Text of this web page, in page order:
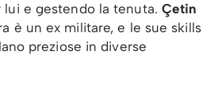
e gestendo la tenuta. Çetin
è un ex militare, e le sue skills
preziose in diverse